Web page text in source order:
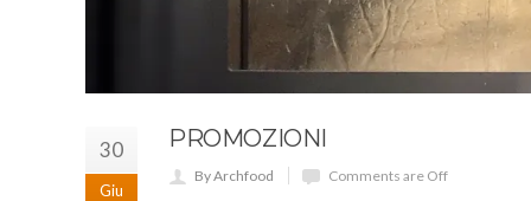
30
Giu
PROMOZIONI
By Archfood Comments are Off